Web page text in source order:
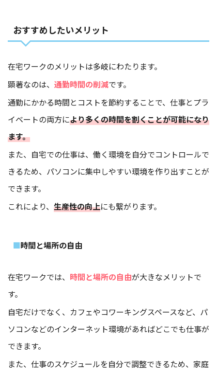
おすすめしたいメリット
在宅ワークのメリットは多岐にわたります。
顕著なのは、 通勤時間の削減です。
通勤にかかる時間とコストを節約することで、仕事とプラ
イベートの両方により多くの時間を割くことが可能になり
ます。
また、自宅での仕事は、働く環境を自分でコントロールで
きるため、パソコンに集中しやすい環境を作り出すことが
できます。
これにより、 生産性の向上にも繋がります。
時間と場所の自由
在宅ワークでは、 時間と場所の自由が大きなメリットで
す。
自宅だけでなく、カフェやコワーキングスペースなど、パ
ソコンなどのインターネット環境があればどこでも仕事が
できます。
また、仕事のスケジュールを自分で調整できるため、家庭